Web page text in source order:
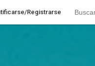
Registrarse